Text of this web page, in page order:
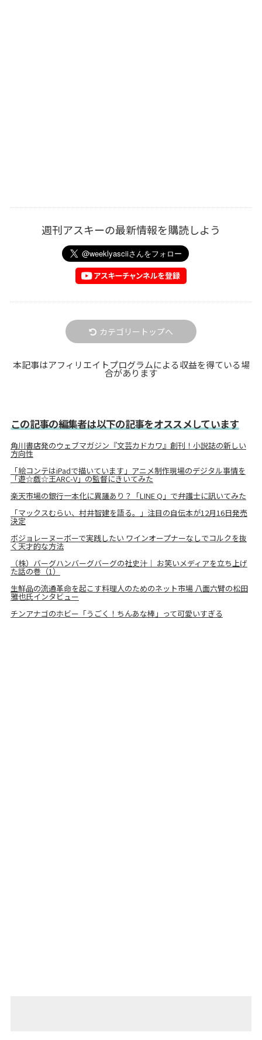
週刊アスキーの最新情報を購読しよう
カテゴリートップへ
本記事はアフィリエイトプログラムによる収益を得ている場
合があります
この記事の編集者は以下の記事をオススメしています
角川書店発のウェブマガジン『文芸カドカワ』創刊！小説誌の新しい
方向性
「絵コンテはiPadで描いています」アニメ制作現場のデジタル事情を
「遊☆戯☆王ARC-V」の監督にきいてみた
楽天市場の銀行一本化に異議あり？「LINE Q」で弁護士に訊いてみた
「マックスむらい、村井智建を語る。」注目の自伝本が12月16日発売
決定
ボジョレーヌーボーで実践したい ワインオープナーなしでコルクを抜
く天才的な方法
（株）バーグハンバーグバーグの社史汁｜ お笑いメディアを立ち上げ
た話の巻（1）
生鮮品の流通革命を起こす料理人のためのネット市場 八面六臂の松田
雅也氏インタビュー
チンアナゴのホビー「うごく！ちんあな棒」って可愛いすぎる